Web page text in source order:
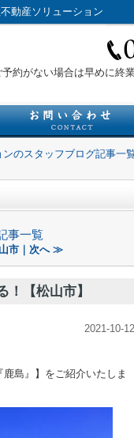
動産ソリューション
約がない場合は早めに終
のスタッフブログ記事一
事一覧
市｜次へ ≫
！【松山市】
2021-10-12
島』】をご紹介いたしま